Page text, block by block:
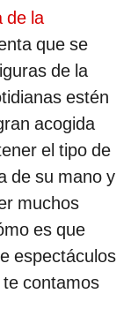
de la
que se
de la
estén
acogida
el tipo de
de su mano y
muchos
es que
espectáculos
contamos